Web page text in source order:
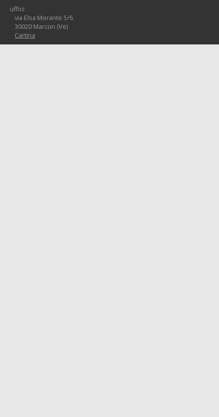
uffici:
via Elsa Morante 5/6
30020 Marcon (Ve)
Cartina